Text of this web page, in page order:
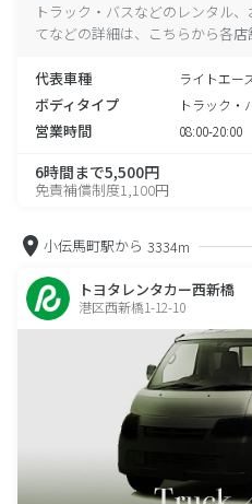
トラック・バスなどのレンタル
てなどの詳細は、こちらから各店
代表車種 ライトエー
ボディタイプ トラック・
営業時間 08:00-20:00
6時間まで5,500円
免責補償制度1,100円
小伝馬町駅から 3334m
トヨタレンタカー西新橋
港区西新橋1-12-10